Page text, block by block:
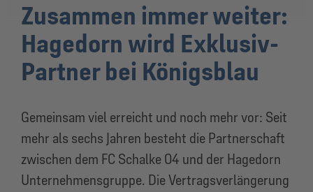
Zusammen immer weiter:
Hagedorn wird Exklusiv-
Partner bei Königsblau
Gemeinsam viel erreicht und noch mehr vor: Seit
mehr als sechs Jahren besteht die Partnerschaft
zwischen dem FC Schalke 04 und der Hagedorn
Unternehmensgruppe. Die Vertragsverlängerung